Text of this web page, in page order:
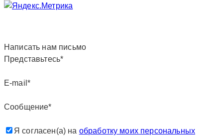
Написать нам письмо
Представьтесь*
E-mail*
Сообщение*
Я согласен(а) на обработку моих персональных